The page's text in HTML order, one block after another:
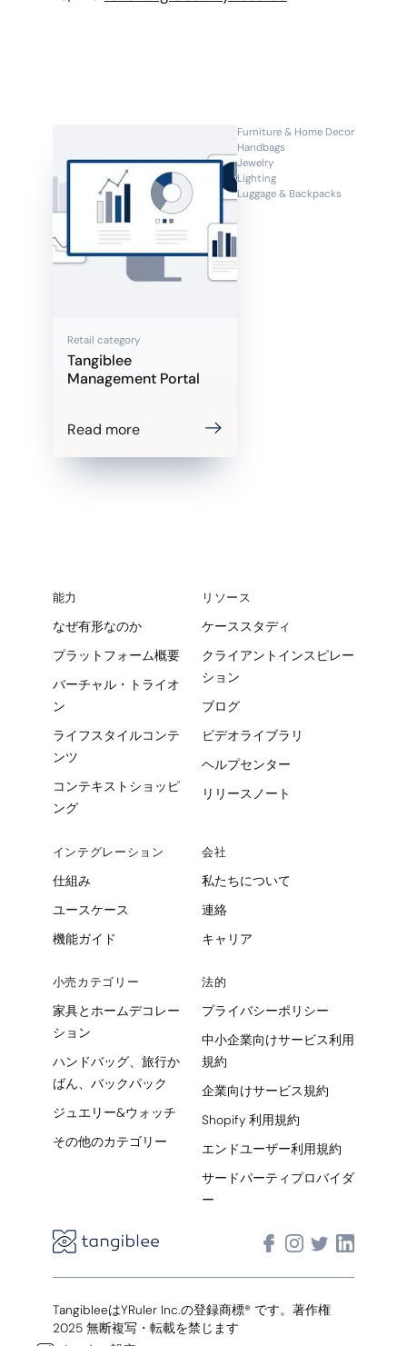
Retail category
Tangiblee
Management Portal
Read more
Furniture & Home Decor
Handbags
Jewelry
Lighting
Luggage & Backpacks
能力
なぜ有形なのか
プラットフォーム概要
バーチャル・トライオ
ン
ライフスタイルコンテ
ンツ
コンテキストショッピ
ング
インテグレーション
仕組み
ユースケース
機能ガイド
小売カテゴリー
家具とホームデコレー
ション
ハンドバッグ、旅行か
ばん、バックパック
ジュエリー&ウォッチ
その他のカテゴリー
リソース
ケーススタディ
クライアントインスピレー
ション
ブログ
ビデオライブラリ
ヘルプセンター
リリースノート
会社
私たちについて
連絡
キャリア
法的
プライバシーポリシー
中小企業向けサービス利用
規約
企業向けサービス規約
Shopify 利用規約
エンドユーザー利用規約
サードパーティプロバイダ
ー
TangibleeはYRuler Inc.の登録商標® です。著作権
2025 無断複写・転載を禁じます